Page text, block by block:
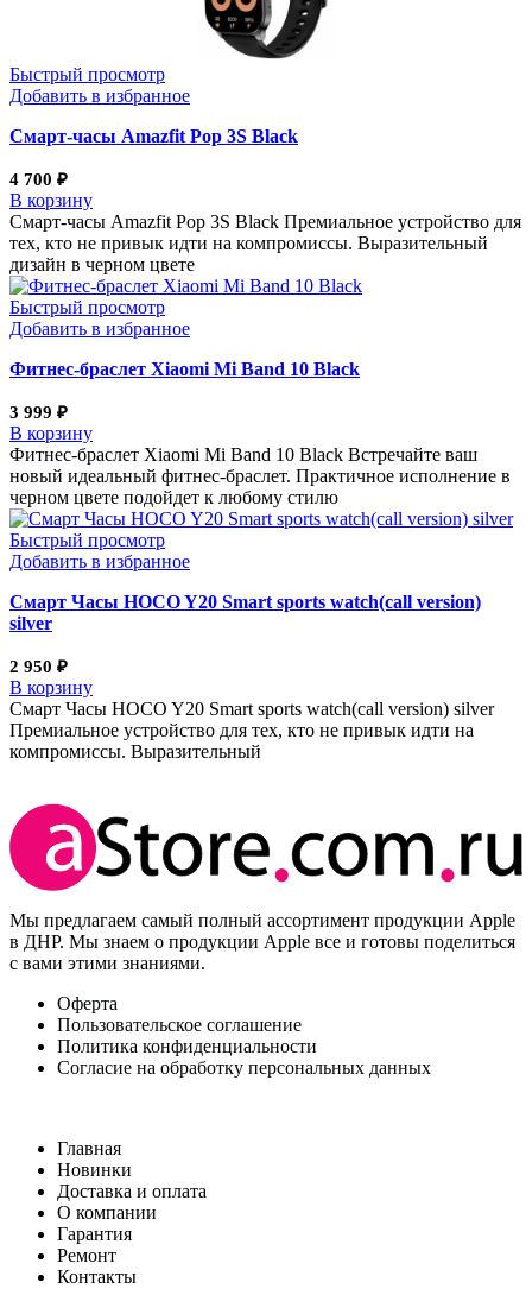
Быстрый просмотр
Добавить в избранное
Смарт-часы Amazfit Pop 3S Black
4 700 ₽
В корзину
Смарт-часы Amazfit Pop 3S Black Премиальное устройство для
тех, кто не привык идти на компромиссы. Выразительный
дизайн в черном цвете
Быстрый просмотр
Добавить в избранное
Фитнес-браслет Xiaomi Mi Band 10 Black
3 999 ₽
В корзину
Фитнес-браслет Xiaomi Mi Band 10 Black Встречайте ваш
новый идеальный фитнес-браслет. Практичное исполнение в
черном цвете подойдет к любому стилю
Быстрый просмотр
Добавить в избранное
Смарт Часы HOCO Y20 Smart sports watch(call version)
silver
2 950 ₽
В корзину
Смарт Часы HOCO Y20 Smart sports watch(call version) silver
Премиальное устройство для тех, кто не привык идти на
компромиссы. Выразительный
Мы предлагаем самый полный ассортимент продукции Apple
в ДНР. Мы знаем о продукции Apple все и готовы поделиться
с вами этими знаниями.
Оферта
Пользовательское соглашение
Политика конфиденциальности
Согласие на обработку персональных данных
Главная
Новинки
Доставка и оплата
О компании
Гарантия
Ремонт
Контакты